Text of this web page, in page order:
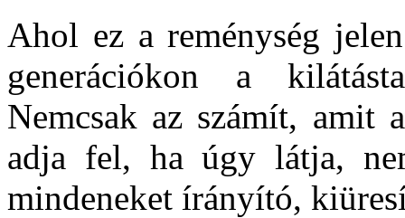
Ahol ez a reménység
generációkon a
Nemcsak az számít, amit
adja fel, ha úgy látja,
mindeneket írányító,